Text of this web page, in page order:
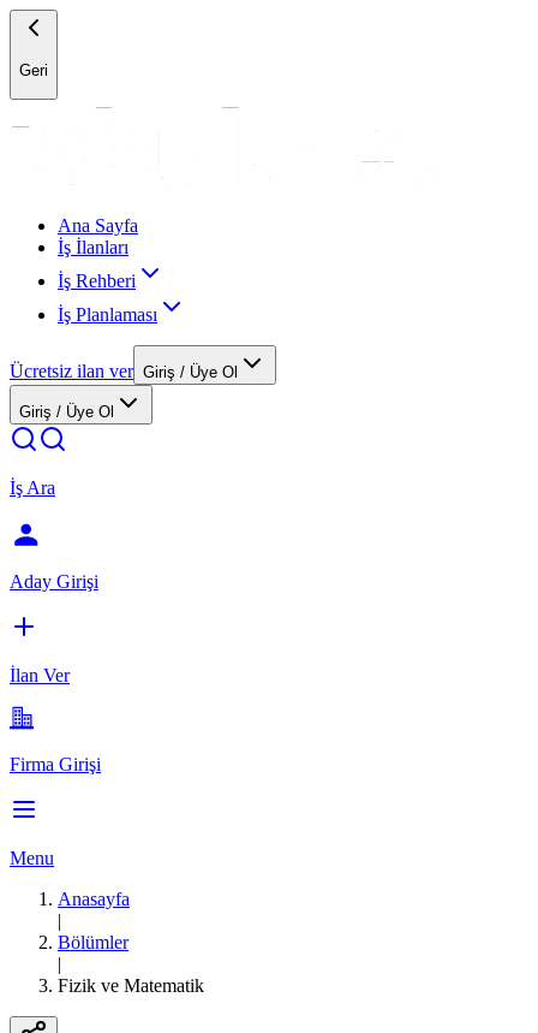
Geri
Ana Sayfa
İş İlanları
İş Rehberi
İş Planlaması
Ücretsiz ilan ver Giriş / Üye Ol
Giriş / Üye Ol
İş Ara
Aday Girişi
İlan Ver
Firma Girişi
Menu
Anasayfa
|
Bölümler
|
Fizik ve Matematik